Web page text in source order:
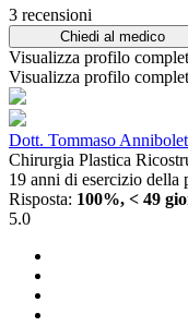
3 recensioni
Chiedi al medico
Visualizza profilo
Visualizza profilo
Dott. Tommaso
Chirurgia Plastica
19 anni di esercizio della
Risposta: 100%, < 49
5.0